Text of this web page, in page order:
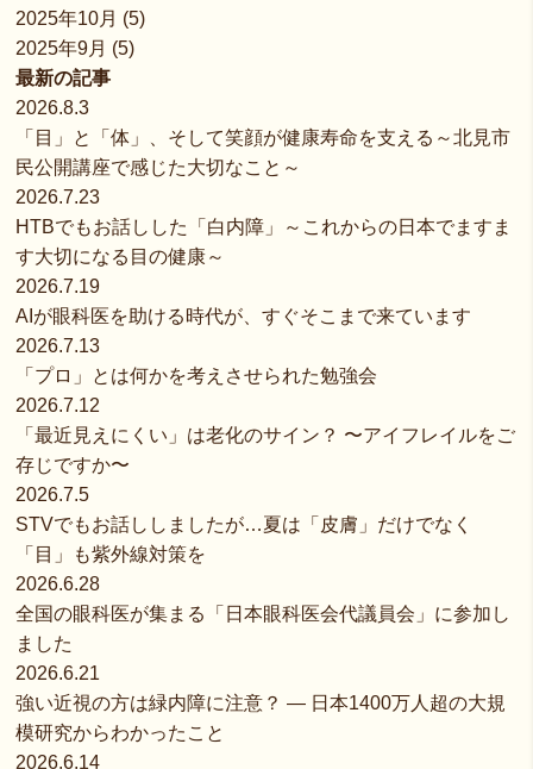
2025年10月 (5)
2025年9月 (5)
最新の記事
2026.8.3
「目」と「体」、そして笑顔が健康寿命を支える～北見市
民公開講座で感じた大切なこと～
2026.7.23
HTBでもお話しした「白内障」～これからの日本でますま
す大切になる目の健康～
2026.7.19
AIが眼科医を助ける時代が、すぐそこまで来ています
2026.7.13
「プロ」とは何かを考えさせられた勉強会
2026.7.12
「最近見えにくい」は老化のサイン？ 〜アイフレイルをご
存じですか〜
2026.7.5
STVでもお話ししましたが…夏は「皮膚」だけでなく
「目」も紫外線対策を
2026.6.28
全国の眼科医が集まる「日本眼科医会代議員会」に参加し
ました
2026.6.21
強い近視の方は緑内障に注意？ ― 日本1400万人超の大規
模研究からわかったこと
2026.6.14